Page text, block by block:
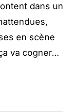
dans un
en scène
va cogner…